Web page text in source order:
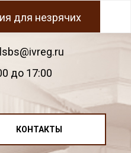
для незрячих
до 17:00
КОНТАКТЫ